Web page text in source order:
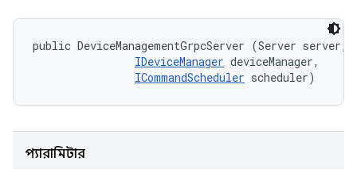
public DeviceManagementGrpcServer (Server server,
IDeviceManager deviceManager,
ICommandScheduler scheduler)
প্যারামিটার